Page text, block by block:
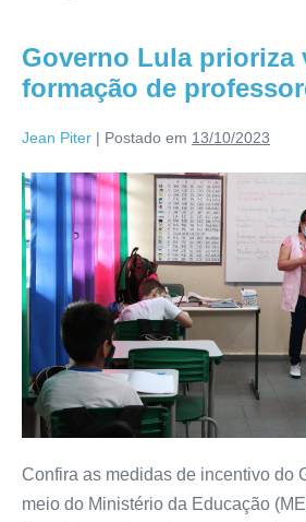
Governo Lula prioriza
formação de
Jean Piter | Postado em 13/10/2023
Confira as medidas de incentivo do
meio do Ministério da Educação